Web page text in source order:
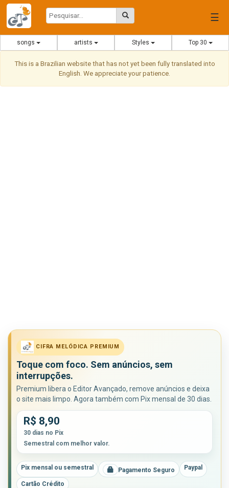
☰
songs artists Styles Top 30
This is a Brazilian website that has not yet been fully translated into
English. We appreciate your patience.
CIFRA MELÓDICA PREMIUM
Toque com foco. Sem anúncios, sem
interrupções.
Premium libera o Editor Avançado, remove anúncios e deixa
o site mais limpo. Agora também com Pix mensal de 30 dias.
R$ 8,90
30 dias no Pix
Semestral com melhor valor.
Pix mensal ou semestral Pagamento Seguro Paypal
Cartão Crédito